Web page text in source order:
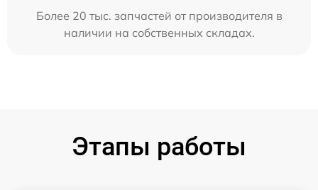
Более 20 тыс. запчастей от производителя в
наличии на собственных складах.
Этапы работы